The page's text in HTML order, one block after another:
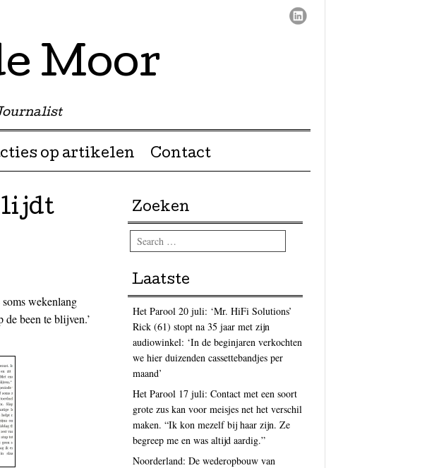
Moor
op artikelen Contact
lijdt
wekenlang
been te blijven.’
Zoeken
Search
Laatste
Het Parool 20 juli: ‘Mr. HiFi Solutions’
Rick (61) stopt na 35 jaar met zijn
audiowinkel: ‘In de beginjaren verkochten
we hier duizenden cassettebandjes per
maand’
Het Parool 17 juli: Contact met een soort
grote zus kan voor meisjes net het verschil
maken. “Ik kon mezelf bij haar zijn. Ze
begreep me en was altijd aardig.”
Noorderland: De wederopbouw van